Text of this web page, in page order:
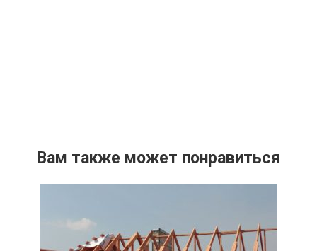
Вам также может понравиться